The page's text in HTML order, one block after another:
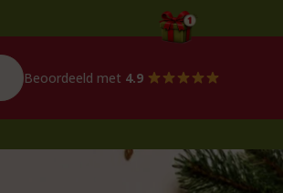
Beoordeeld met 4.9